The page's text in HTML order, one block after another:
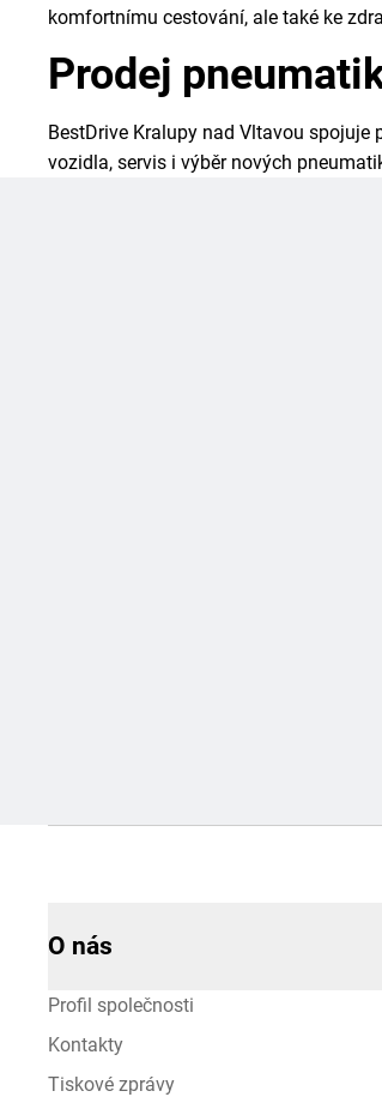
komfortnímu cestování, ale také ke
Prodej
BestDrive Kralupy nad Vltavou
vozidla, servis i výběr nových
O nás
Profil společnosti
Kontakty
Tiskové zprávy